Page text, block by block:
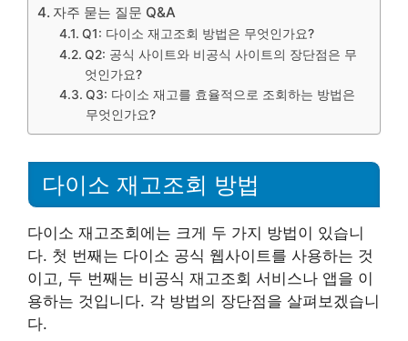
자주 묻는 질문 Q&A
Q1: 다이소 재고조회 방법은 무엇인가요?
Q2: 공식 사이트와 비공식 사이트의 장단점은 무
엇인가요?
Q3: 다이소 재고를 효율적으로 조회하는 방법은
무엇인가요?
다이소 재고조회 방법
다이소 재고조회에는 크게 두 가지 방법이 있습니
다. 첫 번째는 다이소 공식 웹사이트를 사용하는 것
이고, 두 번째는 비공식 재고조회 서비스나 앱을 이
용하는 것입니다. 각 방법의 장단점을 살펴보겠습니
다.